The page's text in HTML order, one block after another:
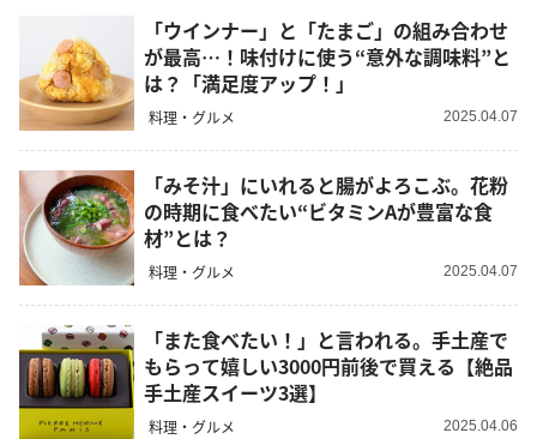
「ウインナー」と「たまご」の組み合わせ
が最高…！味付けに使う“意外な調味料”と
は？「満足度アップ！」
料理・グルメ 2025.04.07
「みそ汁」にいれると腸がよろこぶ。花粉
の時期に食べたい“ビタミンAが豊富な食
材”とは？
料理・グルメ 2025.04.07
「また食べたい！」と言われる。手土産で
もらって嬉しい3000円前後で買える【絶品
手土産スイーツ3選】
料理・グルメ 2025.04.06